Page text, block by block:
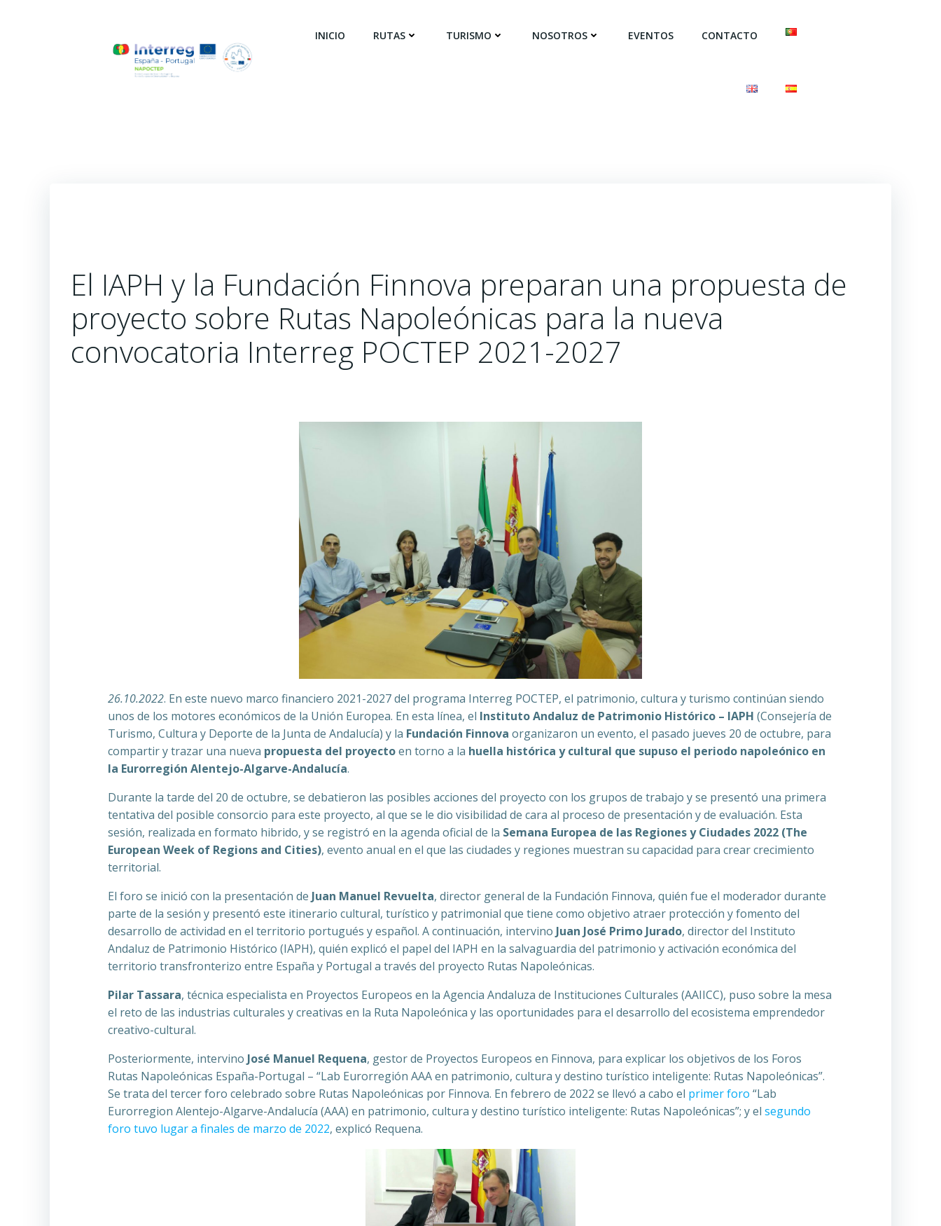
INICIO RUTAS TURISMO NOSOTROS EVENTOS CONTACTO
El IAPH y la Fundación Finnova preparan una propuesta de
proyecto sobre Rutas Napoleónicas para la nueva
convocatoria Interreg POCTEP 2021-2027
26.10.2022. En este nuevo marco financiero 2021-2027 del programa Interreg POCTEP, el patrimonio, cultura y turismo continúan siendo
unos de los motores económicos de la Unión Europea. En esta línea, el Instituto Andaluz de Patrimonio Histórico – IAPH(Consejería de
Turismo, Cultura y Deporte de la Junta de Andalucía) y la Fundación Finnova organizaron un evento, el pasado jueves 20 de octubre, para
compartir y trazar una nueva propuesta del proyectoen torno a la huella histórica y cultural que supuso el periodo napoleónico en
la Eurorregión Alentejo-Algarve-Andalucía.
Durante la tarde del 20 de octubre, se debatieron las posibles acciones del proyecto con los grupos de trabajo y se presentó una primera
tentativa del posible consorcio para este proyecto, al que se le dio visibilidad de cara al proceso de presentación y de evaluación. Esta
sesión, realizada en formato hibrido, y se registró en la agenda oficial de la Semana Europea de las Regiones y Ciudades 2022 (The
European Week of Regions and Cities), evento anual en el que las ciudades y regiones muestran su capacidad para crear crecimiento
territorial.
El foro se inició con la presentación de Juan Manuel Revuelta, director general de la Fundación Finnova, quién fue el moderador durante
parte de la sesión y presentó este itinerario cultural, turístico y patrimonial que tiene como objetivo atraer protección y fomento del
desarrollo de actividad en el territorio portugués y español. A continuación, intervino Juan José Primo Jurado, director del Instituto
Andaluz de Patrimonio Histórico (IAPH), quién explicó el papel del IAPH en la salvaguardia del patrimonio y activación económica del
territorio transfronterizo entre España y Portugal a través del proyecto Rutas Napoleónicas.
Pilar Tassara, técnica especialista en Proyectos Europeos en la Agencia Andaluza de Instituciones Culturales (AAIICC), puso sobre la mesa
el reto de las industrias culturales y creativas en la Ruta Napoleónica y las oportunidades para el desarrollo del ecosistema emprendedor
creativo-cultural.
Posteriormente, intervino José Manuel Requena, gestor de Proyectos Europeos en Finnova, para explicar los objetivos de los Foros
Rutas Napoleónicas España-Portugal – “Lab Eurorregión AAA en patrimonio, cultura y destino turístico inteligente: Rutas Napoleónicas”.
Se trata del tercer foro celebrado sobre Rutas Napoleónicas por Finnova. En febrero de 2022 se llevó a cabo el primer foro “Lab
Eurorregion Alentejo-Algarve-Andalucía (AAA) en patrimonio, cultura y destino turístico inteligente: Rutas Napoleónicas”; y elsegundo
foro tuvo lugar a finales de marzo de 2022, explicó Requena.